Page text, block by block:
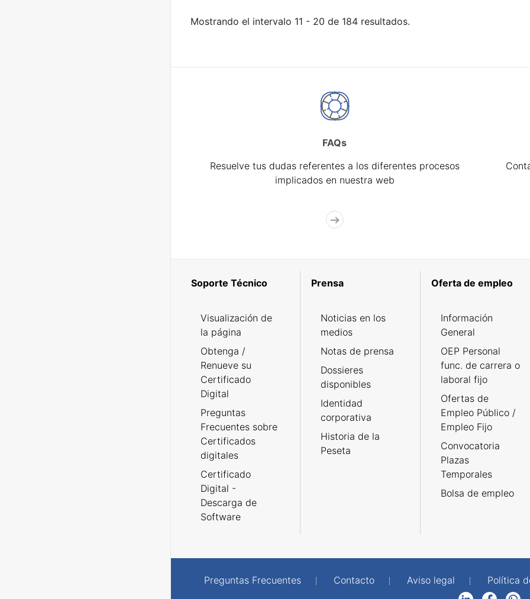
Mostrando el intervalo 11 - 20 de 184 resultados.
FAQs
Resuelve tus dudas referentes a los diferentes procesos
implicados en nuestra web
Soporte Técnico
Visualización de
la página
Obtenga /
Renueve su
Certificado
Digital
Preguntas
Frecuentes sobre
Certificados
digitales
Certificado
Digital -
Descarga de
Software
Prensa
Noticias en los
medios
Notas de prensa
Dossieres
disponibles
Identidad
corporativa
Historia de la
Peseta
Oferta de empleo
Información
General
OEP Personal
func. de carrera o
laboral fijo
Ofertas de
Empleo Público /
Empleo Fijo
Convocatoria
Plazas
Temporales
Bolsa de empleo
Preguntas Frecuentes Contacto Aviso legal Política